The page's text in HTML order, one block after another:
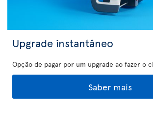
Upgrade instantâneo
Opção de pagar por um upgrade ao fazer o
Saber mais